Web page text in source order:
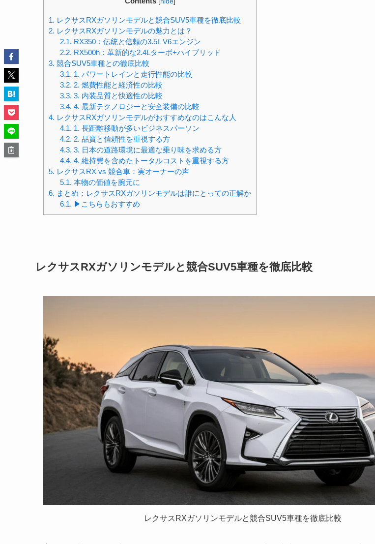
1. レクサスRXガソリンモデルと競合SUV5車種を徹底比較
2. レクサスRXガソリンモデルの魅力とは？
2.1. RX350：伝統と信頼の3.5L V6エンジン
2.2. RX500h：革新的な2.4Lターボ+ハイブリッド
3. 競合SUV5車種との徹底比較
3.1. 1. パワートレインと走行性能の比較
3.2. 2. 燃費性能と経済性の比較
3.3. 3. 内装品質と快適性の比較
3.4. 4. 最新テクノロジーと安全装備の比較
4. レクサスRXガソリンモデルがおすすめなのはこんな人
4.1. 1. 長距離移動が多いビジネスパーソン
4.2. 2. 品質と信頼性を重視する方
4.3. 3. 日本の道路環境に最適な乗り味を求める方
4.4. 4. 維持費を含めたトータルコストを重視する方
5. レクサスRX vs 競合車：実オーナーの声
5.1. 本物の価値を腕元に
6. まとめ：レクサスRXガソリンモデルは誰にとっての正解か
6.1. ▶︎こちらもおすすめ
レクサスRXガソリンモデルと競合SUV5車種を徹底比較
レクサスRXガソリンモデルと競合SUV5車種を徹底比較